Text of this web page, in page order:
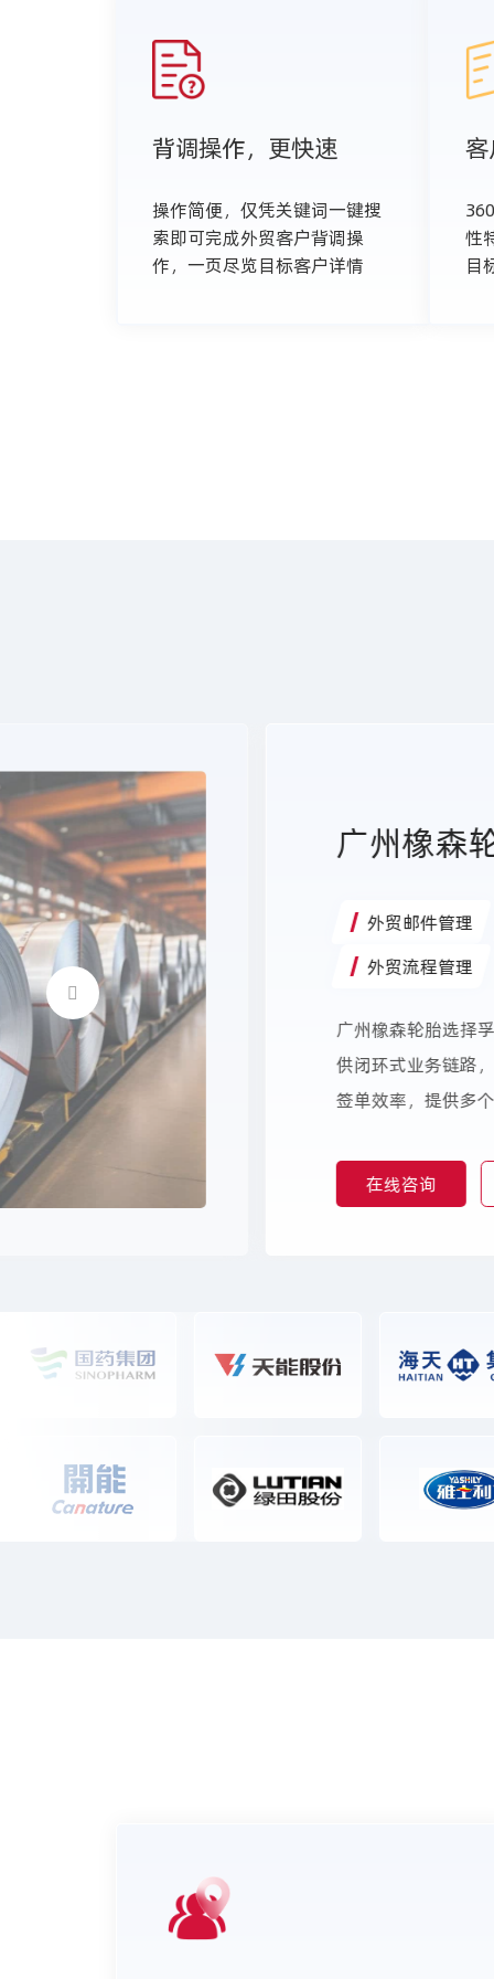
背调操作，更快速
操作简便，仅凭关键词一键搜
索即可完成外贸客户背调操
作，一页尽览目标客户详情
性
目
广州橡森
外贸邮件管理
外贸流程管理
广州橡森轮胎选择
供闭环式业务链路
签单效率，提供多
方案。
在线咨询